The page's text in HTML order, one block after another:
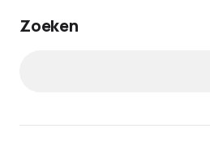
Zoeken